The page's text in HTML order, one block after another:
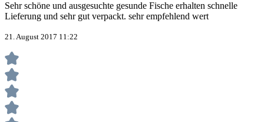
Sehr schöne und ausgesuchte gesunde Fische erhalten schnelle
Lieferung und sehr gut verpackt. sehr empfehlend wert
21. August 2017 11:22